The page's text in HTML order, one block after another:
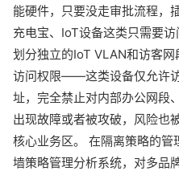
能硬件，只要没走审批流程，
充电宝、IoT设备这类只需要
划分独立的IoT VLAN和访客
访问权限——这类设备仅允许
址，完全禁止对内部办公网段
出现故障或者被攻破，风险也
核心业务区。 在隔离策略的
墙策略管理分析系统，对多品